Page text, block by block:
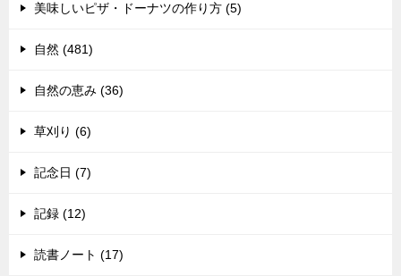
美味しいピザ・ドーナツの作り方 (5)
自然 (481)
自然の恵み (36)
草刈り (6)
記念日 (7)
記録 (12)
読書ノート (17)